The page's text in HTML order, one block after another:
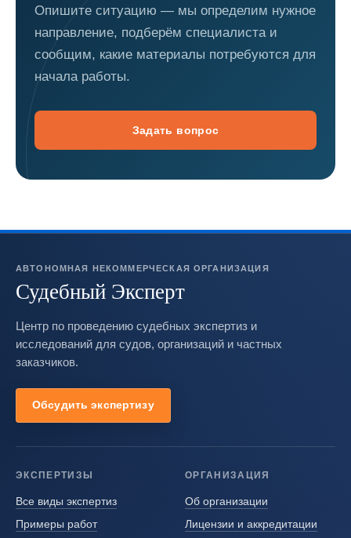
Опишите ситуацию — мы определим нужное
направление, подберём специалиста и
сообщим, какие материалы потребуются для
начала работы.
Задать вопрос
АВТОНОМНАЯ НЕКОММЕРЧЕСКАЯ ОРГАНИЗАЦИЯ
Судебный Эксперт
Центр по проведению судебных экспертиз и
исследований для судов, организаций и частных
заказчиков.
Обсудить экспертизу
ЭКСПЕРТИЗЫ
Все виды экспертиз
Примеры работ
ОРГАНИЗАЦИЯ
Об организации
Лицензии и аккредитации